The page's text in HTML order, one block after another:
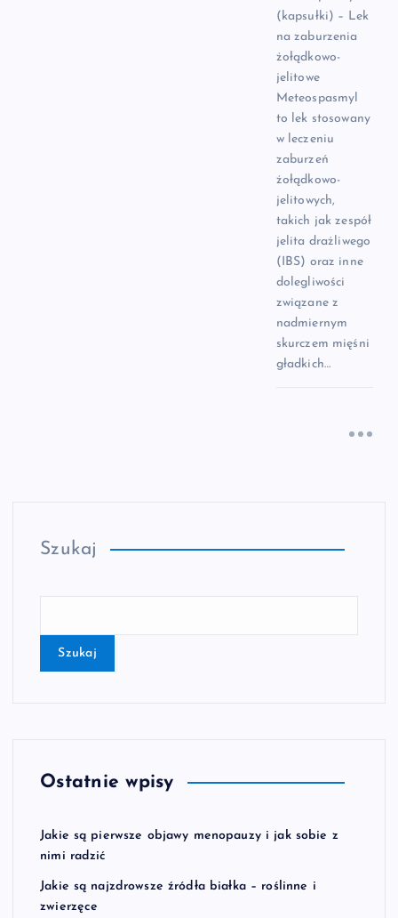
(kapsułki) – Lek
na zaburzenia
żołądkowo-
jelitowe
Meteospasmyl
to lek stosowany
w leczeniu
zaburzeń
żołądkowo-
jelitowych,
takich jak zespół
jelita drażliwego
(IBS) oraz inne
dolegliwości
związane z
nadmiernym
skurczem mięśni
gładkich…
Szukaj
Szukaj
Ostatnie wpisy
Jakie są pierwsze objawy menopauzy i jak sobie z
nimi radzić
Jakie są najzdrowsze źródła białka – roślinne i
zwierzęce